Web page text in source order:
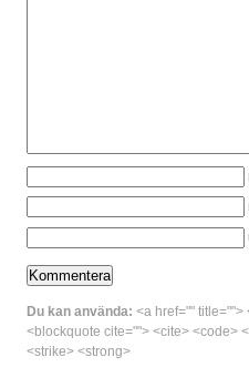
Du kan använda: <a href="" title="">
<blockquote cite=""> <cite> <code>
<strike> <strong>